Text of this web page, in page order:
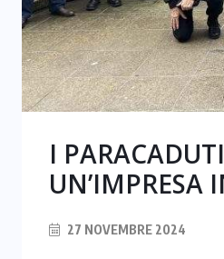
I
UN’IMPRESA
27 NOVEMBRE 2024